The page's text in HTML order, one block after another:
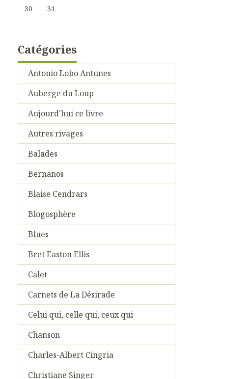
30
31
Catégories
Antonio Lobo Antunes
Auberge du Loup
Aujourd'hui ce livre
Autres rivages
Balades
Bernanos
Blaise Cendrars
Blogosphère
Blues
Bret Easton Ellis
Calet
Carnets de La Désirade
Celui qui, celle qui, ceux qui
Chanson
Charles-Albert Cingria
Christiane Singer